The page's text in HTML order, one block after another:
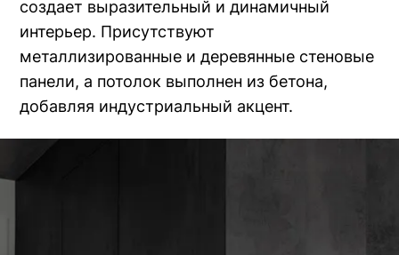
создает выразительный и динамичный
интерьер. Присутствуют
металлизированные и деревянные стеновые
панели, а потолок выполнен из бетона,
добавляя индустриальный акцент.